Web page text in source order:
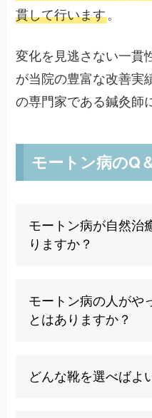
貫して行います。
変化を見逃さない一貫
が当院の豊富な改善実
の専門家である鍼灸師
モートン病のQ
モートン病が自然治
りますか？
す。
モートン病の人がや
とはありますか？
狭い靴を避けましょう。
どんな靴を選べばよ